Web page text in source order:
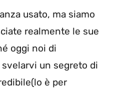
usato, ma siamo
realmente le sue
oggi noi di
un segreto di
è per